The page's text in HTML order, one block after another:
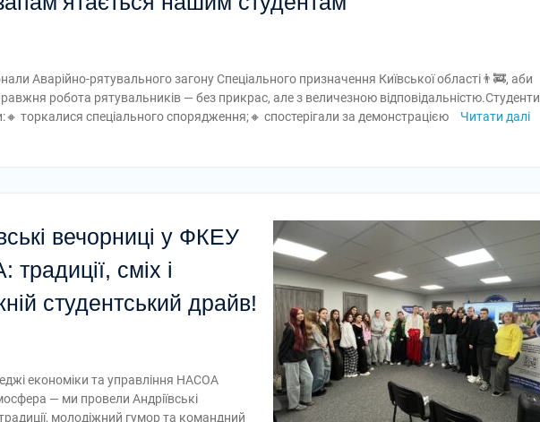
Аварійно-рятувального загону Спеціального призначення Київської області👨‍🚒, аби
робота рятувальників — без прикрас, але з величезною відповідальністю.Студенти
торкалися спеціального спорядження;🔸 спостерігали за демонстрацією
Читати далі
вечорниці у ФКЕУ
сміх і
студентський драйв!
економіки та управління НАСОА
— ми провели Андріївські
молодіжний гумор та командний